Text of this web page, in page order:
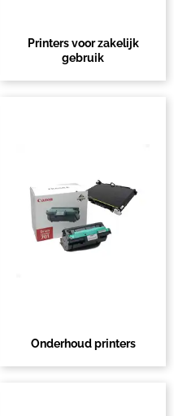
Printers voor zakelijk
gebruik
Onderhoud printers